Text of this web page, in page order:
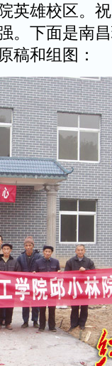
英雄校区。
。下面是南
稿和组图：